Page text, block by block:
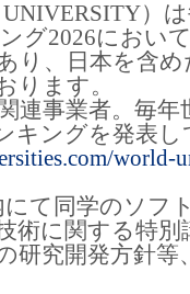
）
グ2026におい
り、日本を含
ります。
連事業者。毎
キングを発表
world-
にて同学のソフ
術に関する特
研究開発方針